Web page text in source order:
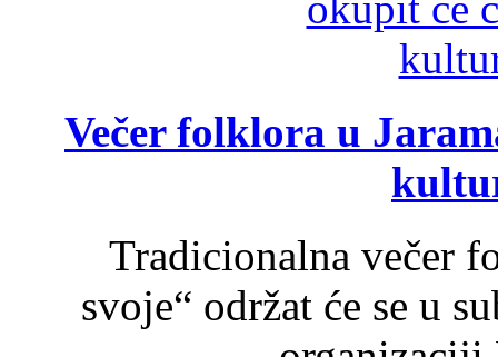
Večer folklora u
Tradicionalna večer
svoje“ održat će se u